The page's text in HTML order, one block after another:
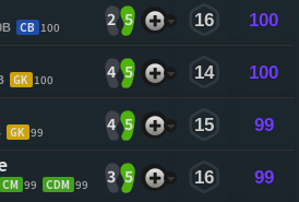
CB 100 2 5 16 100
GK 100 4 5 14 100
GK 99 4 5 15 99
CM 99 CDM 99 3 5 16 99